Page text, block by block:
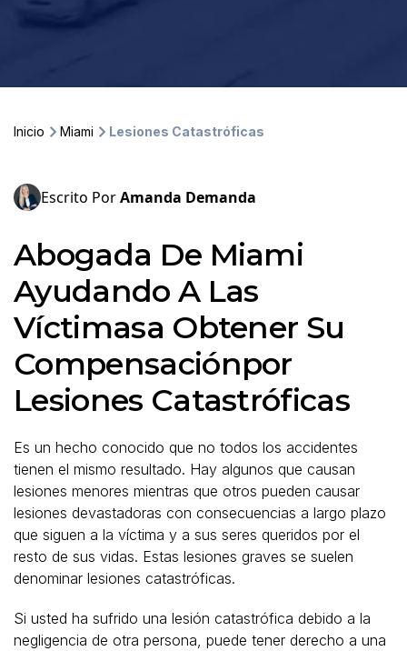
Inicio Miami Lesiones Catastróficas
Escrito PorAmanda Demanda
Abogada De Miami
Ayudando A Las
Víctimasa Obtener Su
Compensaciónpor
Lesiones Catastróficas
Es un hecho conocido que no todos los accidentes
tienen el mismo resultado. Hay algunos que causan
lesiones menores mientras que otros pueden causar
lesiones devastadoras con consecuencias a largo plazo
que siguen a la víctima y a sus seres queridos por el
resto de sus vidas. Estas lesiones graves se suelen
denominar lesiones catastróficas.
Si usted ha sufrido una lesión catastrófica debido a la
negligencia de otra persona, puede tener derecho a una